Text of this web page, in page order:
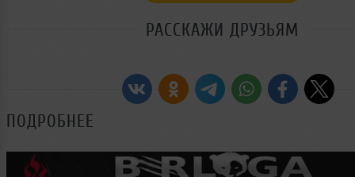
РАССКАЖИ ДРУЗЬЯМ
ПОДРОБНЕЕ